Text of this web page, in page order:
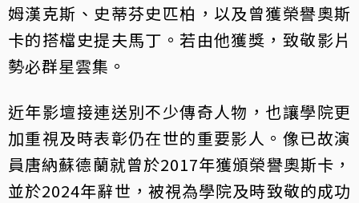
姆漢克斯、史蒂芬史匹柏，以及曾獲榮譽奧斯
卡的搭檔史提夫馬丁。若由他獲獎，致敬影片
勢必群星雲集。
近年影壇接連送別不少傳奇人物，也讓學院更
加重視及時表彰仍在世的重要影人。像已故演
員唐納蘇德蘭就曾於2017年獲頒榮譽奧斯卡，
並於2024年辭世，被視為學院及時致敬的成功